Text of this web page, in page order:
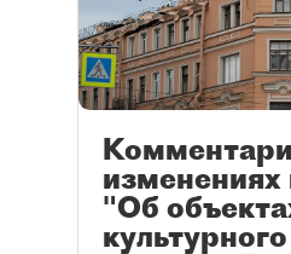
"Об
культурного